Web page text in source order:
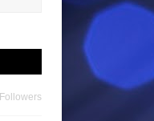
Followers